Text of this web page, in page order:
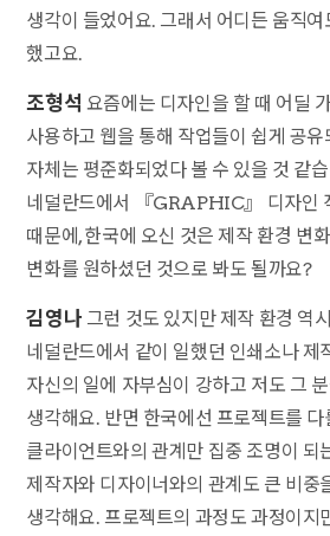
생각이 들었어요. 그래서 어디든 움직
했고요.
조형석 요즘에는 디자인을 할 때 어딜
사용하고 웹을 통해 작업들이 쉽게 공유
자체는 평준화되었다 볼 수 있을 것 같
네덜란드에서 『GRAPHIC』 디자인
때문에, 한국에 오신 것은 제작 환경 변
변화를 원하셨던 것으로 봐도 될까요?
김영나 그런 것도 있지만 제작 환경 역
네덜란드에서 같이 일했던 인쇄소나 제
자신의 일에 자부심이 강하고 저도 그
생각해요. 반면 한국에선 프로젝트를
클라이언트와의 관계만 집중 조명이 되
제작자와 디자이너와의 관계도 큰 비중
생각해요. 프로젝트의 과정도 과정이지